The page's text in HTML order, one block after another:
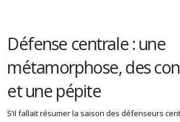
Défense centrale : une
métamorphose, des
et une pépite
S’il fallait résumer la saison des défenseurs